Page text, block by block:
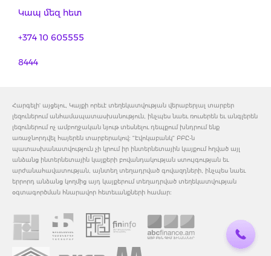
Կապ մեզ հետ
+374 10 605555
8444
Հարգելի' այցելու, Կայքի որեւէ տեղեկատվության վերաբերյալ տարբեր
լեզուներում անհամապատասխանություն, ինչպես նաեւ ռուսերեն եւ անգլերեն
լեզուներում ոչ ամբողջական նյութ տեսնելու դեպքում խնդրում ենք
առաջնորդվել հայերեն տարբերակով: "Էվոկաբանկ" ԲԲԸ-ն
պատասխանատվություն չի կրում իր ինտերնետային կայքում հղված այլ
անձանց ինտերնետային կայքերի բովանդակության ստույգության եւ
արժանահավատության, այնտեղ տեղադրված գովազդների, ինչպես նաեւ
երրորդ անձանց կողմից այդ կայքերում տեղադրված տեղեկատվության
օգտագործման հնարավոր հետեւանքների համար: